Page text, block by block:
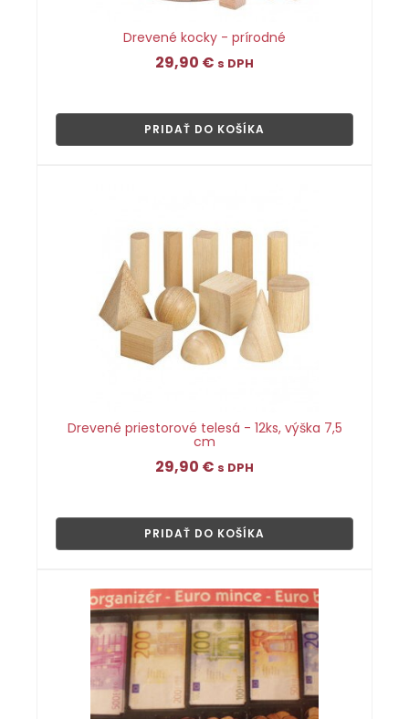
Drevené kocky - prírodné
29,90 € s DPH
PRIDAŤ DO KOŠÍKA
Drevené priestorové telesá - 12ks, výška 7,5
cm
29,90 € s DPH
PRIDAŤ DO KOŠÍKA